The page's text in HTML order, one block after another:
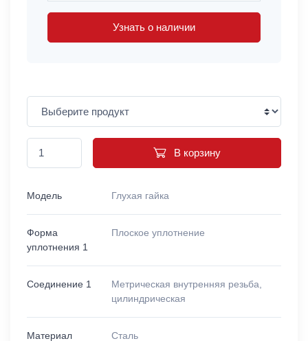
Узнать о наличии
В корзину
Модель Глухая гайка
Форма
уплотнения 1
Плоское уплотнение
Соединение 1
Метрическая внутренняя резьба,
цилиндрическая
Материал Сталь